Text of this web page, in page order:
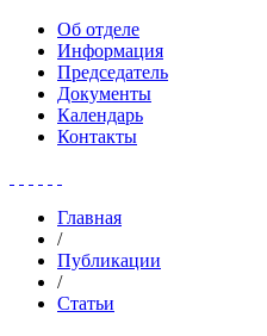
Об отделе
Информация
Председатель
Документы
Календарь
Контакты
Главная
/
Публикации
/
Статьи